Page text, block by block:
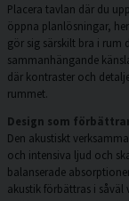
Placera tavlan där du
öppna planlösningar,
gör sig särskilt bra i rum
sammanhängande
där kontraster och
rummet.
Design som
Den akustiskt
och intensiva ljud och
balanserade
akustik förbättras i